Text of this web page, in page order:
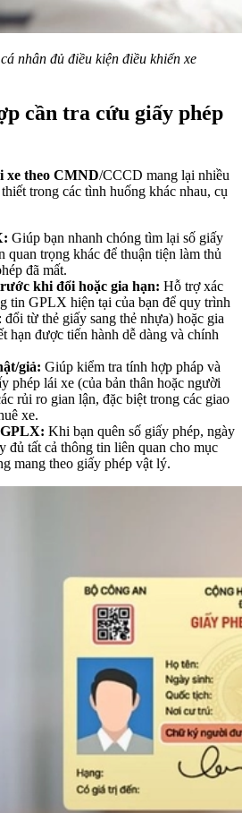
nhân đủ điều kiện điều khiển xe
cần tra cứu giấy phép
xe theo CMND/CCCD mang lại nhiều
trong các tình huống khác nhau, cụ
Giúp bạn nhanh chóng tìm lại số giấy
quan trọng khác để thuận tiện làm thủ
đã mất.
khi đổi hoặc gia hạn: Hỗ trợ xác
tin GPLX hiện tại của bạn để quy trình
từ thẻ giấy sang thẻ nhựa) hoặc gia
hạn được tiến hành dễ dàng và chính
giả: Giúp kiểm tra tính hợp pháp và
phép lái xe (của bản thân hoặc người
rủi ro gian lận, đặc biệt trong các giao
xe.
Khi bạn quên số giấy phép, ngày
đủ tất cả thông tin liên quan cho mục
mang theo giấy phép vật lý.